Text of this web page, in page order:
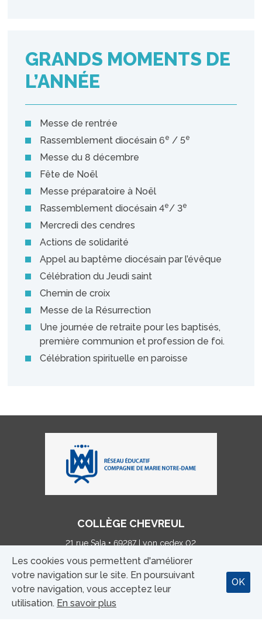
GRANDS MOMENTS DE
L’ANNÉE
Messe de rentrée
Rassemblement diocésain 6e / 5e
Messe du 8 décembre
Fête de Noël
Messe préparatoire à Noël
Rassemblement diocésain 4e/ 3e
Mer­credi des cendres
Actions de solidarité
Appel au baptême diocésain par l’évêque
Célébration du Jeudi saint
Chemin de croix
Messe de la Résurrection
Une journée de retraite pour les baptisés,
première communion et profession de foi.
Célébration spirituelle en paroisse
COLLÈGE CHEVREUL
21 rue Sala • 69287 Lyon cedex 02
Tél : 04 78 38 20 00 • p.debreyne@chevreullestonnac.fr
MENTIONS LÉGALES
Les cookies vous permettent d'améliorer
votre navigation sur le site. En poursuivant
votre navigation, vous acceptez leur
utilisation. En savoir plus
OK